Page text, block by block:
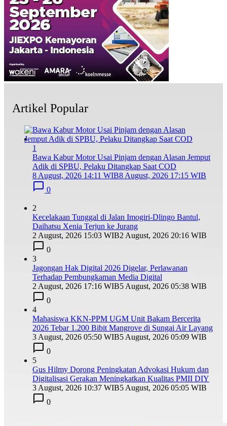
Artikel Popular
1
Bawa Kabur Motor Usai Pinjam dengan Alasan Jemput
Adik di SPBU, Pelaku Ditangkap Saat COD
8 August, 2026 14:11 WIB8 August, 2026 17:15 WIB
0
2
Kecelakaan Tunggal di Jalan Imogiri-Dlingo Bantul,
Daihatsu Xenia Terjun ke Jurang
2 August, 2026 15:03 WIB2 August, 2026 20:16 WIB
0
3
Jagongan Hak Digital 2026 Digelar, Perlawanan
Terhadap Pembungkaman Media Digital
2 August, 2026 17:16 WIB5 August, 2026 05:38 WIB
0
4
Mahasiswa KKN-PPM UGM Unit Bakam Bercerita
2026 Tebar 1.200 Bibit Mangrove di Sungai Air Layang
3 August, 2026 05:50 WIB5 August, 2026 05:09 WIB
0
5
Gus Hilmy Dorong Peningkatan Advokasi Hukum dan
Digitalisasi Gerakan Meningkatkan Kualitas PMII DIY
3 August, 2026 10:37 WIB5 August, 2026 05:05 WIB
0